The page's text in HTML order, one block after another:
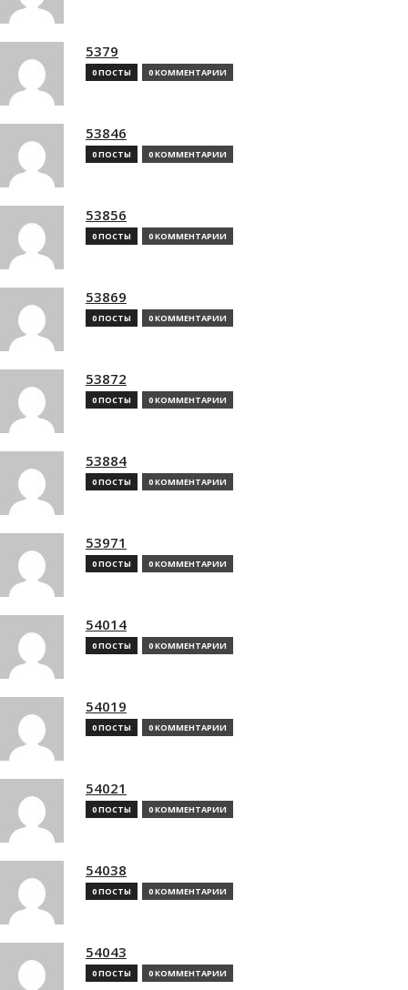
5379
0 ПОСТЫ 0 КОММЕНТАРИИ
53846
0 ПОСТЫ 0 КОММЕНТАРИИ
53856
0 ПОСТЫ 0 КОММЕНТАРИИ
53869
0 ПОСТЫ 0 КОММЕНТАРИИ
53872
0 ПОСТЫ 0 КОММЕНТАРИИ
53884
0 ПОСТЫ 0 КОММЕНТАРИИ
53971
0 ПОСТЫ 0 КОММЕНТАРИИ
54014
0 ПОСТЫ 0 КОММЕНТАРИИ
54019
0 ПОСТЫ 0 КОММЕНТАРИИ
54021
0 ПОСТЫ 0 КОММЕНТАРИИ
54038
0 ПОСТЫ 0 КОММЕНТАРИИ
54043
0 ПОСТЫ 0 КОММЕНТАРИИ